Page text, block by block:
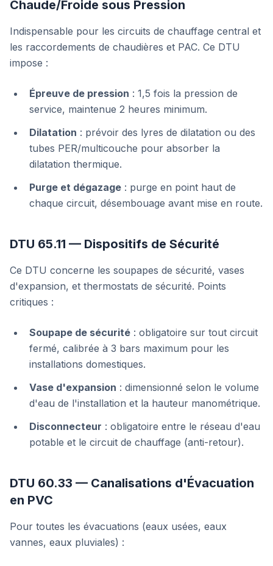
Chaude/Froide sous Pression
Indispensable pour les circuits de chauffage central et
les raccordements de chaudières et PAC. Ce DTU
impose :
Épreuve de pression : 1,5 fois la pression de
service, maintenue 2 heures minimum.
Dilatation : prévoir des lyres de dilatation ou des
tubes PER/multicouche pour absorber la
dilatation thermique.
Purge et dégazage : purge en point haut de
chaque circuit, désembouage avant mise en route.
DTU 65.11 — Dispositifs de Sécurité
Ce DTU concerne les soupapes de sécurité, vases
d'expansion, et thermostats de sécurité. Points
critiques :
Soupape de sécurité : obligatoire sur tout circuit
fermé, calibrée à 3 bars maximum pour les
installations domestiques.
Vase d'expansion : dimensionné selon le volume
d'eau de l'installation et la hauteur manométrique.
Disconnecteur : obligatoire entre le réseau d'eau
potable et le circuit de chauffage (anti-retour).
DTU 60.33 — Canalisations d'Évacuation
en PVC
Pour toutes les évacuations (eaux usées, eaux
vannes, eaux pluviales) :